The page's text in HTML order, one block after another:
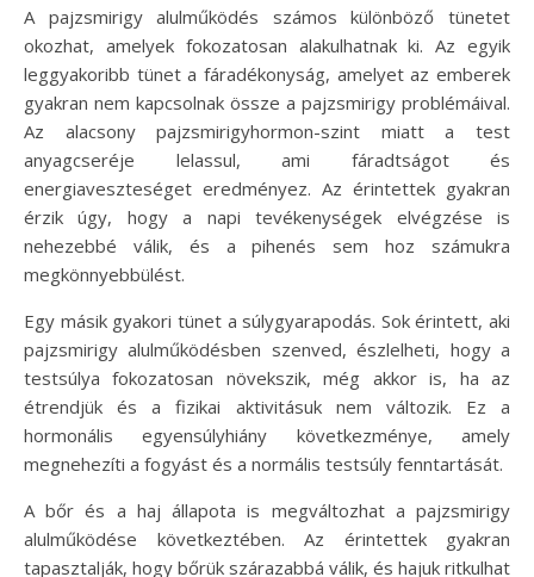
A pajzsmirigy alulműködés számos különböző tünetet
okozhat, amelyek fokozatosan alakulhatnak ki. Az egyik
leggyakoribb tünet a fáradékonyság, amelyet az emberek
gyakran nem kapcsolnak össze a pajzsmirigy problémáival.
Az alacsony pajzsmirigyhormon-szint miatt a test
anyagcseréje lelassul, ami fáradtságot és
energiaveszteséget eredményez. Az érintettek gyakran
érzik úgy, hogy a napi tevékenységek elvégzése is
nehezebbé válik, és a pihenés sem hoz számukra
megkönnyebbülést.
Egy másik gyakori tünet a súlygyarapodás. Sok érintett, aki
pajzsmirigy alulműködésben szenved, észlelheti, hogy a
testsúlya fokozatosan növekszik, még akkor is, ha az
étrendjük és a fizikai aktivitásuk nem változik. Ez a
hormonális egyensúlyhiány következménye, amely
megnehezíti a fogyást és a normális testsúly fenntartását.
A bőr és a haj állapota is megváltozhat a pajzsmirigy
alulműködése következtében. Az érintettek gyakran
tapasztalják, hogy bőrük szárazabbá válik, és hajuk ritkulhat